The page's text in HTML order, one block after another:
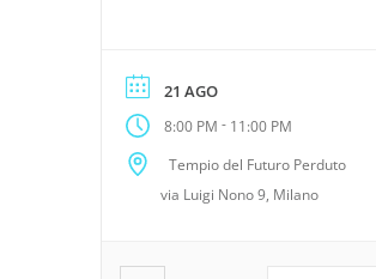
pratica e sperimenta in questo
ambito e con altri giovani
desiderosi di conoscere,
capire e interpretare le
proprie fantasie; il tutto in un
21 AGO
8:00 PM - 11:00 PM
Tempio del Futuro Perduto
via Luigi Nono 9, Milano